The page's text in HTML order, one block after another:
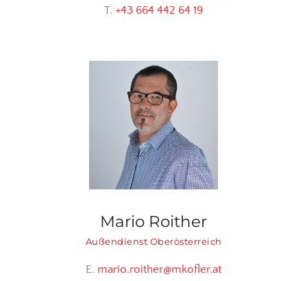
T. +43 664 442 64 19
Mario Roither
Außendienst Oberösterreich
E. mario.roither@mkofler.at